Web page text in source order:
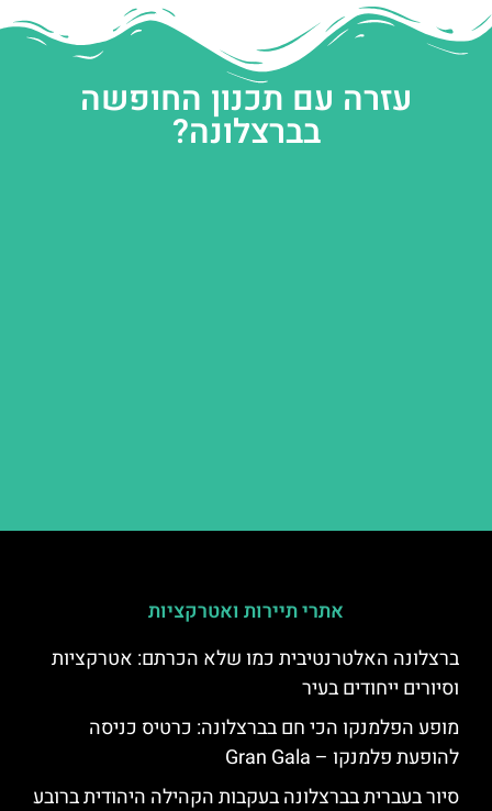
עזרה עם תכנון החופשה
בברצלונה?
אתרי תיירות ואטרקציות
ברצלונה האלטרנטיבית כמו שלא הכרתם: אטרקציות
וסיורים ייחודים בעיר
מופע הפלמנקו הכי חם בברצלונה: כרטיס כניסה
להופעת פלמנקו – Gran Gala
סיור בעברית בברצלונה בעקבות הקהילה היהודית ברובע